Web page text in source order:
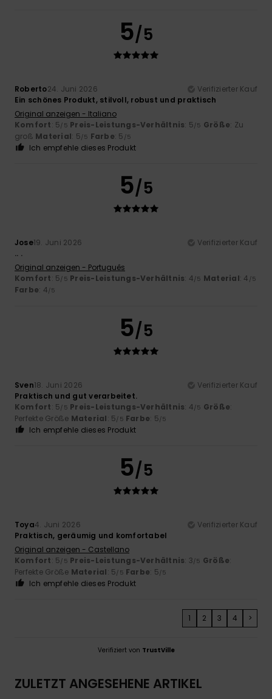
5/5
Roberto24. Juni 2026
Verifizierter Kauf
Ein schönes Produkt, stilvoll, robust und praktisch
Original anzeigen - Italiano
Komfort: 5/5 Preis-Leistungs-Verhältnis: 5/5 Größe: Zu
groß Material: 5/5 Farbe: 5 /5
Ich empfehle dieses Produkt
5/5
Jose19. Juni 2026
Verifizierter Kauf
.. .
Original anzeigen - Português
Komfort: 5/5 Preis-Leistungs-Verhältnis: 4/5 Material: 4 /5
Farbe: 4/5
5/5
Sven18. Juni 2026
Verifizierter Kauf
Praktisch und gut verarbeitet.
Komfort: 5/5 Preis-Leistungs-Verhältnis: 4/5 Größe:
Perfekte Größe Material: 5/5 Farbe: 5/5
Ich empfehle dieses Produkt
5/5
Toya4. Juni 2026
Verifizierter Kauf
Praktisch, geräumig und komfortabel
Original anzeigen - Castellano
Komfort: 5/5 Preis-Leistungs-Verhältnis: 3/5 Größe:
Perfekte Größe Material: 5/5 Farbe: 5/5
Ich empfehle dieses Produkt
1 2 3 4 >
Verifiziert von TrustVille
ZULETZT ANGESEHENE ARTIKEL